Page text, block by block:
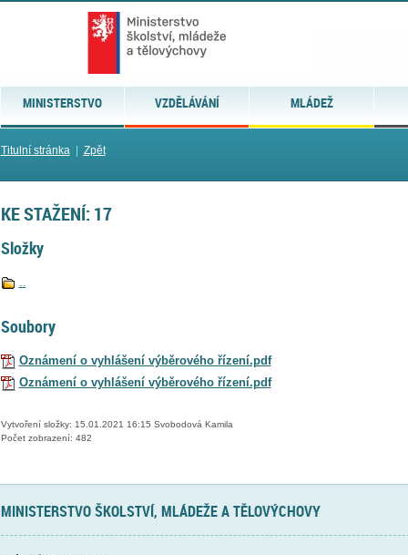
MINISTERSTVO VZDĚLÁVÁNÍ MLÁDEŽ
Titulní stránka| Zpět
KE STAŽENÍ: 17
Složky
..
Soubory
Oznámení o vyhlášení výběrového řízení.pdf
Oznámení o vyhlášení výběrového řízení.pdf
Vytvoření složky: 15.01.2021 16:15 Svobodová Kamila
Počet zobrazení: 482
MINISTERSTVO ŠKOLSTVÍ, MLÁDEŽE A TĚLOVÝCHOVY